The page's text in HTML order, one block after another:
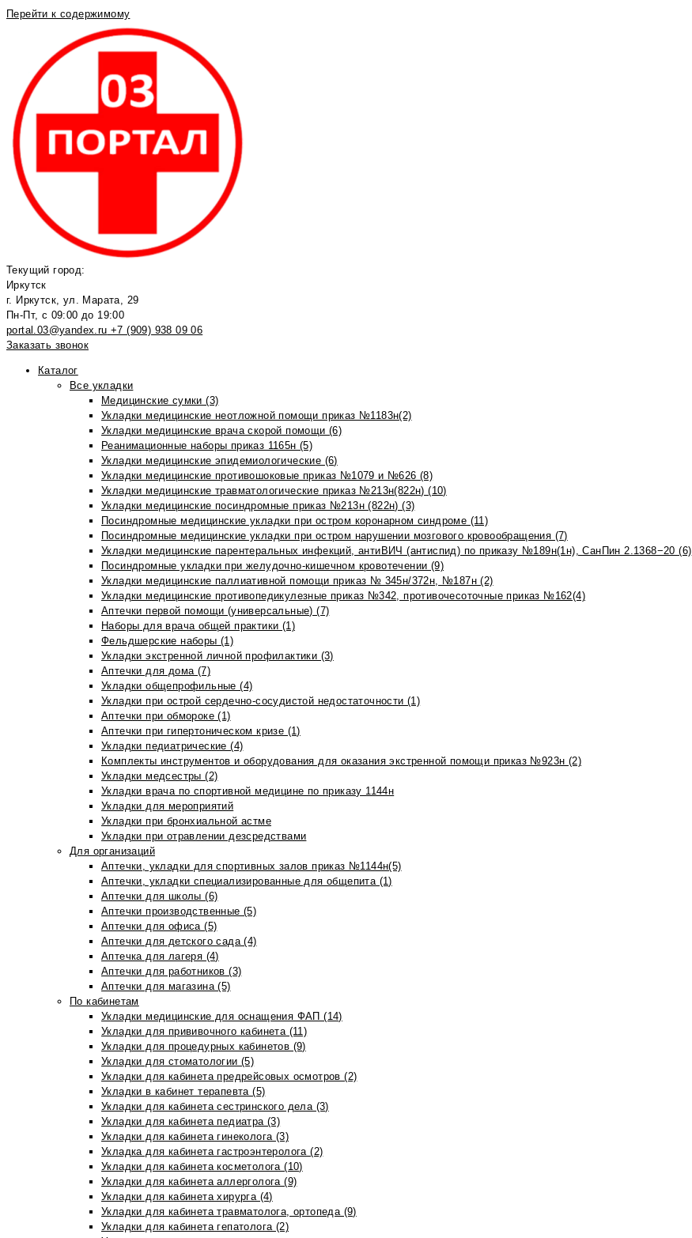
Перейти к содержимому
Текущий город:
Иркутск
г. Иркутск, ул. Марата, 29
Пн-Пт, с 09:00 до 19:00
portal.03@yandex.ru +7 (909) 938 09 06
Заказать звонок
Каталог
Все укладки
Медицинские сумки (3)
Укладки медицинские неотложной помощи приказ №1183н(2)
Укладки медицинские врача скорой помощи (6)
Реанимационные наборы приказ 1165н (5)
Укладки медицинские эпидемиологические (6)
Укладки медицинские противошоковые приказ №1079 и №626 (8)
Укладки медицинские травматологические приказ №213н(822н) (10)
Укладки медицинские посиндромные приказ №213н (822н) (3)
Посиндромные медицинские укладки при остром коронарном синдроме (11)
Посиндромные медицинские укладки при остром нарушении мозгового кровообращения (7)
Укладки медицинские парентеральных инфекций, антиВИЧ (антиспид) по приказу №189н(1н), СанПин 2.1368−20 (6)
Посиндромные укладки при желудочно-кишечном кровотечении (9)
Укладки медицинские паллиативной помощи приказ № 345н/372н, №187н (2)
Укладки медицинские противопедикулезные приказ №342, противочесоточные приказ №162(4)
Аптечки первой помощи (универсальные) (7)
Наборы для врача общей практики (1)
Фельдшерские наборы (1)
Укладки экстренной личной профилактики (3)
Аптечки для дома (7)
Укладки общепрофильные (4)
Укладки при острой сердечно-сосудистой недостаточности (1)
Аптечки при обмороке (1)
Аптечки при гипертоническом кризе (1)
Укладки педиатрические (4)
Комплекты инструментов и оборудования для оказания экстренной помощи приказ №923н (2)
Укладки медсестры (2)
Укладки врача по спортивной медицине по приказу 1144н
Укладки для мероприятий
Укладки при бронхиальной астме
Укладки при отравлении дезсредствами
Для организаций
Аптечки, укладки для спортивных залов приказ №1144н(5)
Аптечки, укладки специализированные для общепита (1)
Аптечки для школы (6)
Аптечки производственные (5)
Аптечки для офиса (5)
Аптечки для детского сада (4)
Аптечка для лагеря (4)
Аптечки для работников (3)
Аптечки для магазина (5)
По кабинетам
Укладки медицинские для оснащения ФАП (14)
Укладки для прививочного кабинета (11)
Укладки для процедурных кабинетов (9)
Укладки для стоматологии (5)
Укладки для кабинета предрейсовых осмотров (2)
Укладки в кабинет терапевта (5)
Укладки для кабинета сестринского дела (3)
Укладки для кабинета педиатра (3)
Укладки для кабинета гинеколога (3)
Укладка для кабинета гастроэнтеролога (2)
Укладки для кабинета косметолога (10)
Укладки для кабинета аллерголога (9)
Укладки для кабинета хирурга (4)
Укладки для кабинета травматолога, ортопеда (9)
Укладки для кабинета гепатолога (2)